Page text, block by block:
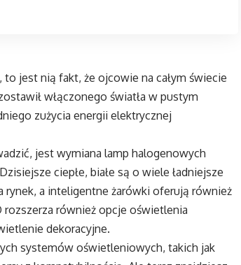
jest nią fakt, że ojcowie na całym świecie
włączonego światła w pustym
zużycia energii elektrycznej
jest wymiana lamp halogenowych
ciepłe, białe są o wiele ładniejsze
rynek, a inteligentne żarówki oferują również
również opcje oświetlenia
dekoracyjne.
systemów oświetleniowych, takich jak